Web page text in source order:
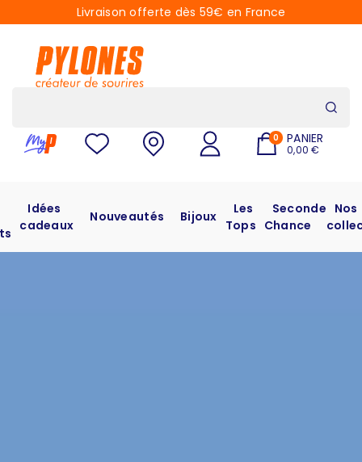
Livraison offerte dès 59€ en France
0 PANIER
0,00 €
Idées
cadeaux
Nouveautés Bijoux
Les
Tops
Seconde
Chance
Nos